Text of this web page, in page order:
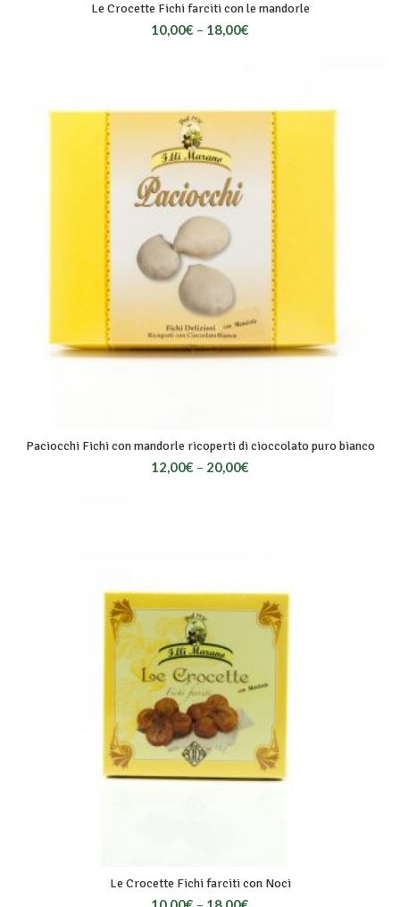
Le Crocette Fichi farciti con le mandorle
10,00€ – 18,00€
Paciocchi Fichi con mandorle ricoperti di cioccolato puro bianco
12,00€ – 20,00€
Le Crocette Fichi farciti con Noci